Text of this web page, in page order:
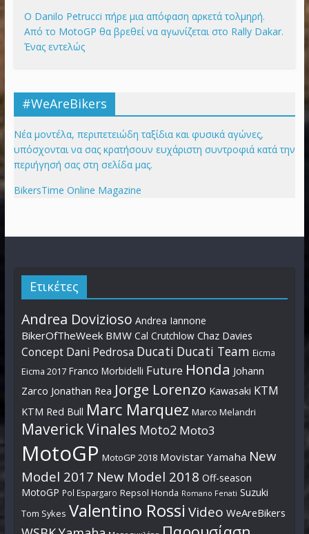
Ο Danilo Petrucci πήρε μια απόφαση αρκετά τολμηρή.
Από το MotoGP θα βρεθεί να αγωνίζεται στο Rally Dakar.
Ένας εντελώς
#WeAreBikers
Νέα μοντέλα, περιπετειώδη ταξίδια και φυσικά αγώνες,
υπόσχονται να σας κρατήσουν ευχάριστη συντροφιά κατά την
περιήγησή σας στη σελίδα μας.
BikersTime Online Magazine
Ετικέτες
Andrea Dovizioso Andrea Iannone
BikerOfTheWeek BMW Cal Crutchlow Chaz Davies
Concept Dani Pedrosa Ducati Ducati Team Eicma
Eicma 2017 Franco Morbidelli Future Honda Johann
Zarco Jonathan Rea Jorge Lorenzo Kawasaki KTM
KTM Red Bull Marc Marquez Marco Melandri
Maverick Vinales Moto2 Moto3
MotoGP MotoGP 2018 Movistar Yamaha New
Model 2017 New Model 2018 Off-season
MotoGP Pol Espargaro Repsol Honda Romano Fenati Suzuki
Tom Sykes Valentino Rossi Video WeAreBikers